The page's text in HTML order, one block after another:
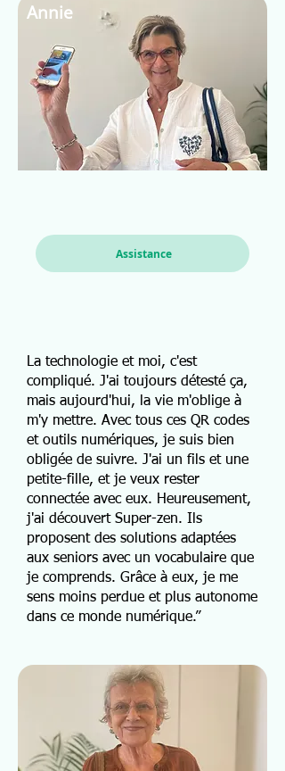
Annie
Assistance
La technologie et moi, c'est
compliqué. J'ai toujours détesté ça,
mais aujourd'hui, la vie m'oblige à
m'y mettre. Avec tous ces QR codes
et outils numériques, je suis bien
obligée de suivre. J'ai un fils et une
petite-fille, et je veux rester
connectée avec eux. Heureusement,
j'ai découvert Super-zen. Ils
proposent des solutions adaptées
aux seniors avec un vocabulaire que
je comprends. Grâce à eux, je me
sens moins perdue et plus autonome
dans ce monde numérique.”